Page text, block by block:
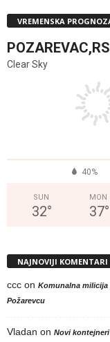
VREMENSKA
POZAREVAC,RS
Clear Sky
40%
SUN
32°
MON
37°
NAJNOVIJI KOMENTARI
ccc on Komunalna
Požarevcu
Vladan on Novi